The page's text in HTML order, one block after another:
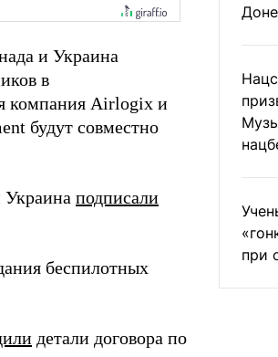
и Украина
в
компания Airlogix и
будут совместно
Украина подписали
беспилотных
детали договора по
при